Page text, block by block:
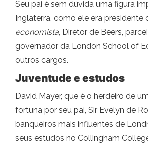
Seu pai é sem dúvida uma figura
Inglaterra, como ele era presidente
economista, Diretor de Beers,
governador da London School of
outros cargos.
Juventude e estudos
David Mayer, que é o herdeiro de
fortuna por seu pai, Sir Evelyn de
banqueiros mais influentes de
seus estudos no Collingham